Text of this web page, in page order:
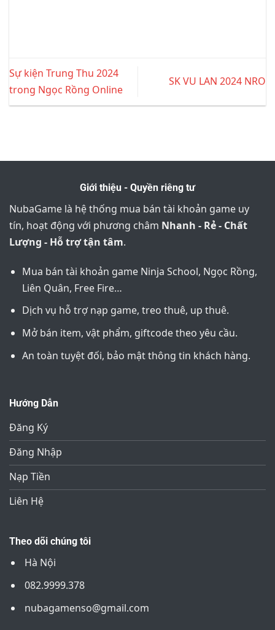
Sự kiện Trung Thu 2024
trong Ngọc Rồng Online
SK VU LAN 2024 NRO
Giới thiệu - Quyền riêng tư
NubaGame là hệ thống mua bán tài khoản game uy
tín, hoạt động với phương châm Nhanh - Rẻ - Chất
Lượng - Hỗ trợ tận tâm.
Mua bán tài khoản game Ninja School, Ngọc Rồng,
Liên Quân, Free Fire…
Dịch vụ hỗ trợ nạp game, treo thuê, up thuê.
Mở bán item, vật phẩm, giftcode theo yêu cầu.
An toàn tuyệt đối, bảo mật thông tin khách hàng.
Hướng Dẫn
Đăng Ký
Đăng Nhập
Nạp Tiền
Liên Hệ
Theo dõi chúng tôi
Hà Nội
082.9999.378
nubagamenso@gmail.com